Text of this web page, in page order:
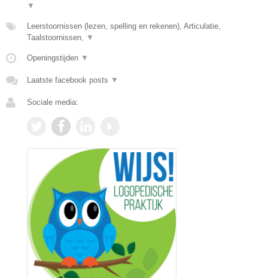
▼
Leerstoornissen (lezen, spelling en rekenen), Articulatie,
Taalstoornissen, ▼
Openingstijden ▼
Laatste facebook posts ▼
Sociale media: